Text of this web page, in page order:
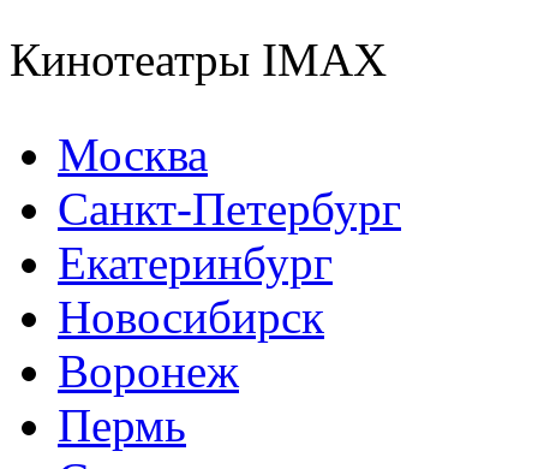
Кинотеатры IMAX
Москва
Санкт-Петербург
Екатеринбург
Новосибирск
Воронеж
Пермь